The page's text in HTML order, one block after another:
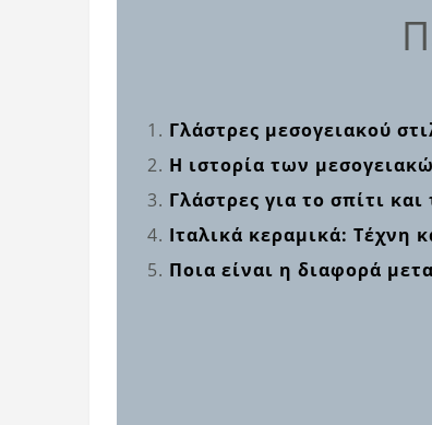
Γλάστρες μεσογειακού
Η ιστορία των
Γλάστρες για το σπίτι
Ιταλικά κεραμικά: Τέχνη
Ποια είναι η διαφορά